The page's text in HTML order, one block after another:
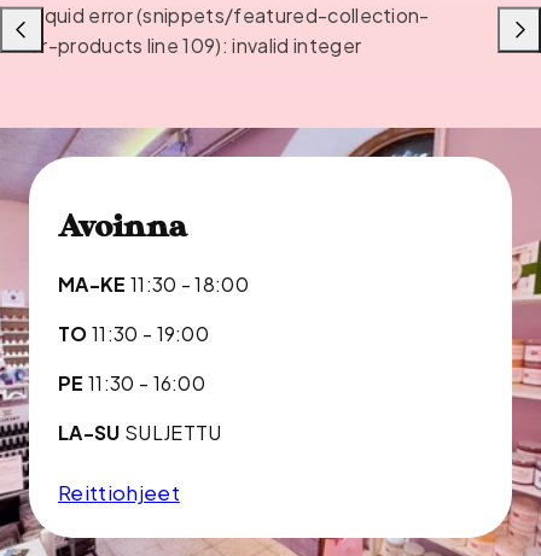
Liquid error (snippets/featured-collection-
or-products line 109): invalid integer
Liu'uta
vasemmalle
Avoinna
MA-KE 11:30 - 18:00
TO11:30 - 19:00
PE 11:30 - 16:00
LA-SU SULJETTU
Reittiohjeet